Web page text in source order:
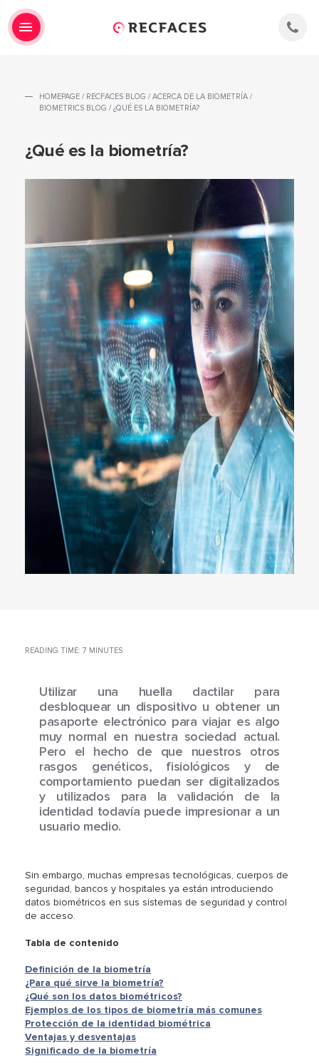
HOMEPAGE / RECFACES BLOG / ACERCA DE LA BIOMETRÍA /
BIOMETRICS BLOG / ¿QUÉ ES LA BIOMETRÍA?
¿Qué es la biometría?
READING TIME: 7 MINUTES
Utilizar una huella dactilar para
desbloquear un dispositivo u obtener un
pasaporte electrónico para viajar es algo
muy normal en nuestra sociedad actual.
Pero el hecho de que nuestros otros
rasgos genéticos, fisiológicos y de
comportamiento puedan ser digitalizados
y utilizados para la validación de la
identidad todavía puede impresionar a un
usuario medio.
Sin embargo, muchas empresas tecnológicas, cuerpos de
seguridad, bancos y hospitales ya están introduciendo
datos biométricos en sus sistemas de seguridad y control
de acceso.
Tabla de contenido
Definición de la biometría
¿Para qué sirve la biometría?
¿Qué son los datos biométricos?
Ejemplos de los tipos de biometría más comunes
Protección de la identidad biométrica
Ventajas y desventajas
Significado de la biometría